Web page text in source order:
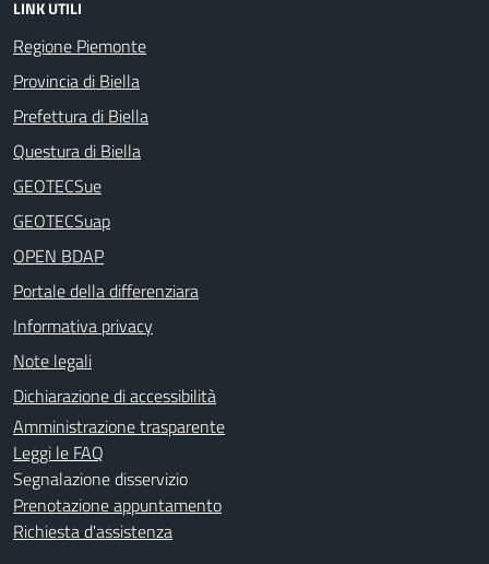
LINK UTILI
Regione Piemonte
Provincia di Biella
Prefettura di Biella
Questura di Biella
GEOTECSue
GEOTECSuap
OPEN BDAP
Portale della differenziara
Informativa privacy
Note legali
Dichiarazione di accessibilità
Amministrazione trasparente
Leggi le FAQ
Segnalazione disservizio
Prenotazione appuntamento
Richiesta d'assistenza